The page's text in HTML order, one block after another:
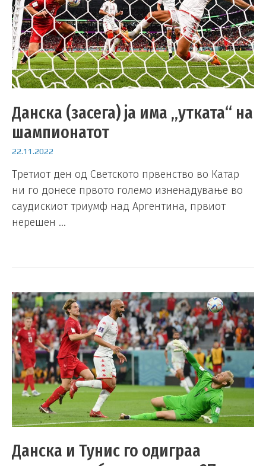
Данска (засега) ја има „утката“ на
шампионатот
22.11.2022
Третиот ден од Светското првенство во Катар
ни го донесе првото големо изненадување во
саудискиот триумф над Аргентина, првиот
нерешен …
Данска и Тунис го одиграа